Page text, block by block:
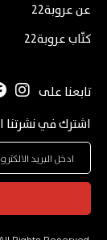
عن عروبة22
كتّاب عروبة22
تابعنا على
اشترك في نشرتنا